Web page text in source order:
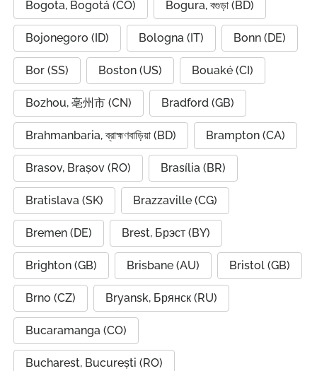
Bogota, Bogotá (CO) Bogura, বগুড়া (BD)
Bojonegoro (ID) Bologna (IT) Bonn (DE)
Bor (SS) Boston (US) Bouaké (CI)
Bozhou, 亳州市 (CN) Bradford (GB)
Brahmanbaria, ব্রাহ্মণবাড়িয়া (BD) Brampton (CA)
Brasov, Brașov (RO) Brasília (BR)
Bratislava (SK) Brazzaville (CG)
Bremen (DE) Brest, Брэст (BY)
Brighton (GB) Brisbane (AU) Bristol (GB)
Brno (CZ) Bryansk, Брянск (RU)
Bucaramanga (CO)
Bucharest, București (RO)